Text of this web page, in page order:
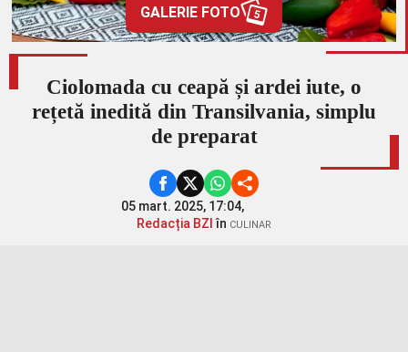
GALERIE FOTO 5
Ciolomada cu ceapă și ardei iute, o
rețetă inedită din Transilvania, simplu
de preparat
05 mart. 2025, 17:04,
Redacția BZI în CULINAR